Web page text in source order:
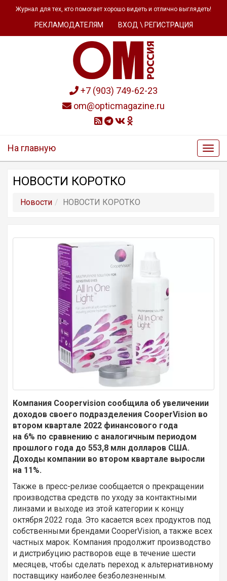
Журнал для тех, кто помогает хорошо видеть и отлично выглядеть!
РЕКЛАМОДАТЕЛЯМ ВХОД \ РЕГИСТРАЦИЯ
+7 (903) 749-62-23
om@opticmagazine.ru
На главную
НОВОСТИ КОРОТКО
Новости НОВОСТИ КОРОТКО
Компания Coopervision сообщила об увеличении
доходов своего подразделения CooperVision во
втором квартале 2022 финансового года
на 6% по сравнению с аналогичным периодом
прошлого года до 553,8 млн долларов США.
Доходы компании во втором квартале выросли
на 11%.
Также в пресс-релизе сообщается о прекращении
производства средств по уходу за контактными
линзами и выходе из этой категории к концу
октября 2022 года. Это касается всех продуктов под
собственными брендами CooperVision, а также всех
частных марок. Компания продолжит производство
и дистрибуцию растворов еще в течение шести
месяцев, чтобы сделать переход к альтернативному
поставщику наиболее безболезненным.